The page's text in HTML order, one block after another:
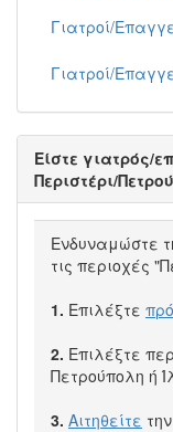
Γιατροί/
Γιατροί/
Είστε γιατρός/
Περιστέρι/
Ενδυναμώστε
τις περιοχές
1. Επιλέξτε
2. Επιλέξτε
Πετρούπολη ή
3. Αιτηθείτε